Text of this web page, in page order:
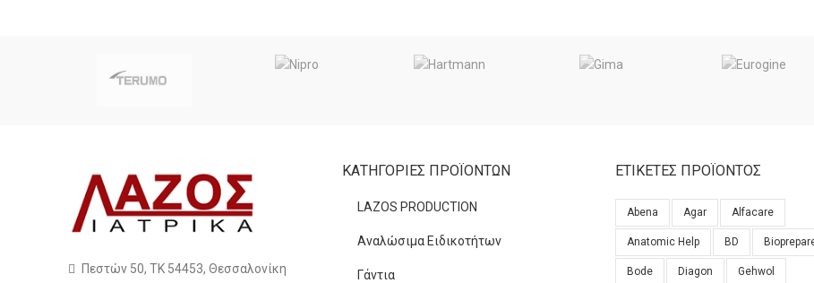
Πεστών 50, ΤΚ 54453, Θεσσαλονίκη
ΚΑΤΗΓΟΡΊΕΣ ΠΡΟΪΌΝΤΩΝ
LAZOS PRODUCTION
Αναλώσιμα Ειδικοτήτων
Γάντια
ΕΤΙΚΈΤΕΣ ΠΡΟΪΌΝΤΟΣ
Abena Agar Alfacare
Anatomic Help BD
Bode Diagon Gehwol